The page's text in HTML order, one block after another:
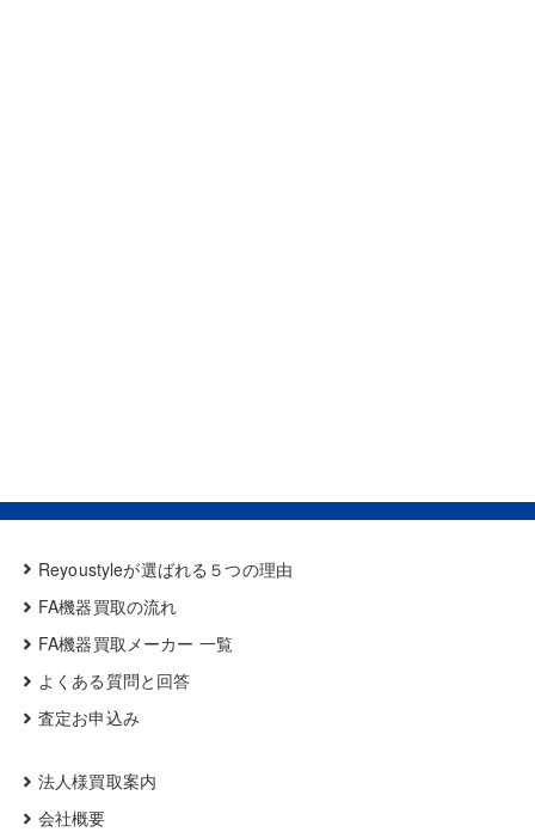
Reyoustyleが選ばれる５つの理由
FA機器買取の流れ
FA機器買取メーカー 一覧
よくある質問と回答
査定お申込み
法人様買取案内
会社概要